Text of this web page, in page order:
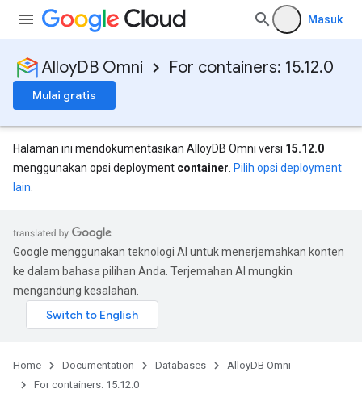
Masuk
AlloyDB Omni For containers: 15.12.0
Mulai gratis
Halaman ini mendokumentasikan AlloyDB Omni versi 15.12.0
menggunakan opsi deployment container Pilih opsi deployment
lain
Google menggunakan teknologi AI untuk menerjemahkan konten
ke dalam bahasa pilihan Anda. Terjemahan AI mungkin
mengandung kesalahan.
Home Documentation Databases
AlloyDB Omni
For containers: 15.12.0